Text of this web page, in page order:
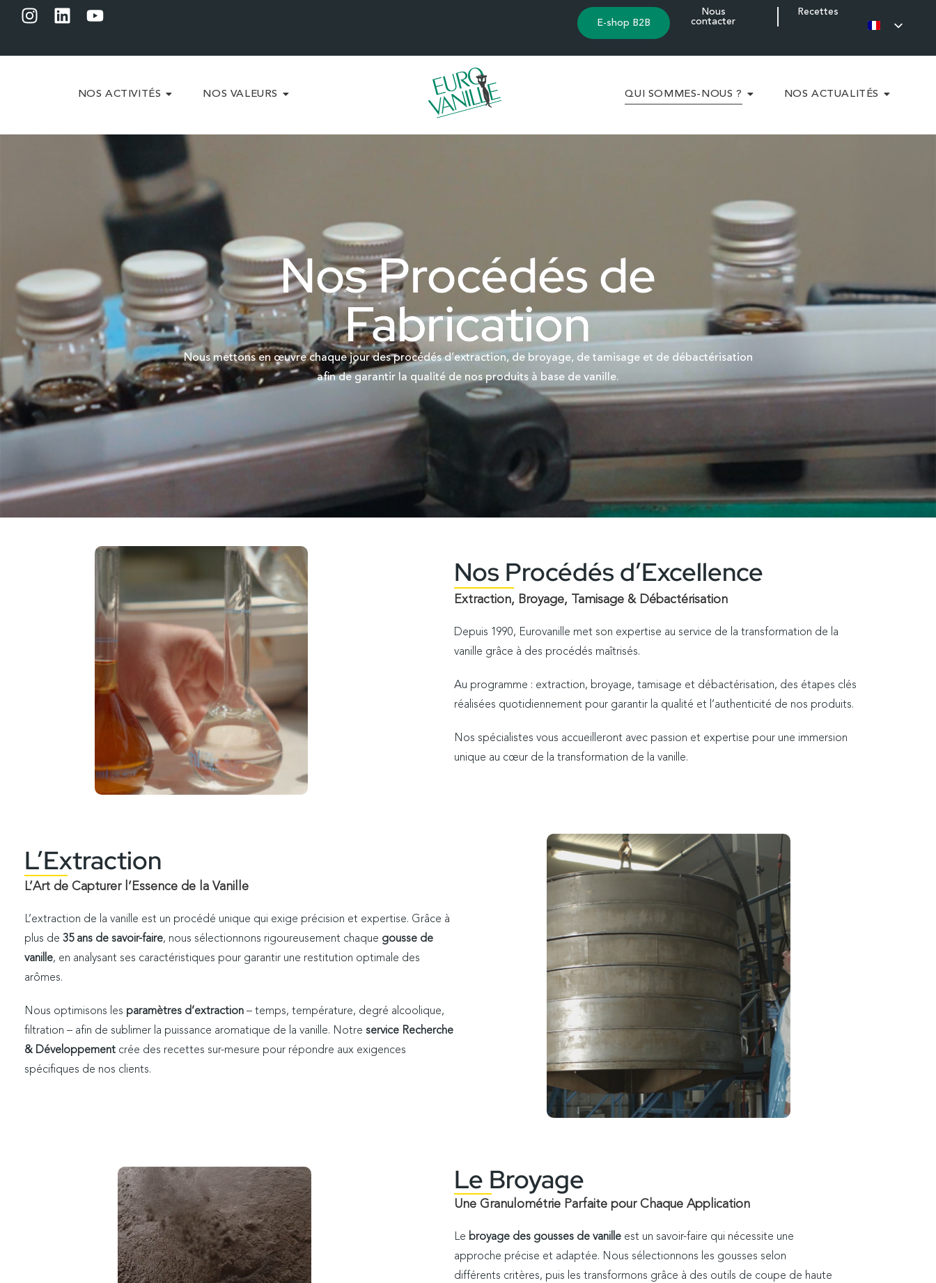
E-shop B2B
Nous
contacter
Recettes
NOS ACTIVITÉS NOS VALEURS QUI SOMMES-NOUS ? NOS ACTUALITÉS
Nos Procédés de
Fabrication
Nous mettons en œuvre chaque jour des procédés d’extraction, de broyage, de tamisage et de débactérisation
afin de garantir la qualité de nos produits à base de vanille.
Nos Procédés d’Excellence
Extraction, Broyage, Tamisage & Débactérisation
Depuis 1990, Eurovanille met son expertise au service de la transformation de la
vanille grâce à des procédés maîtrisés.
Au programme : extraction, broyage, tamisage et débactérisation, des étapes clés
réalisées quotidiennement pour garantir la qualité et l’authenticité de nos produits.
Nos spécialistes vous accueilleront avec passion et expertise pour une immersion
unique au cœur de la transformation de la vanille.
L’Extraction
L’Art de Capturer l’Essence de la Vanille
L’extraction de la vanille est un procédé unique qui exige précision et expertise. Grâce à
plus de 35 ans de savoir-faire, nous sélectionnons rigoureusement chaque gousse de
vanille, en analysant ses caractéristiques pour garantir une restitution optimale des
arômes.
Nous optimisons les paramètres d’extraction – temps, température, degré alcoolique,
filtration – afin de sublimer la puissance aromatique de la vanille. Notre service Recherche
& Développement crée des recettes sur-mesure pour répondre aux exigences
spécifiques de nos clients.
Le Broyage
Une Granulométrie Parfaite pour Chaque Application
Le broyage des gousses de vanilleest un savoir-faire qui nécessite une
approche précise et adaptée. Nous sélectionnons les gousses selon
différents critères, puis les transformons grâce à des outils de coupe de haute